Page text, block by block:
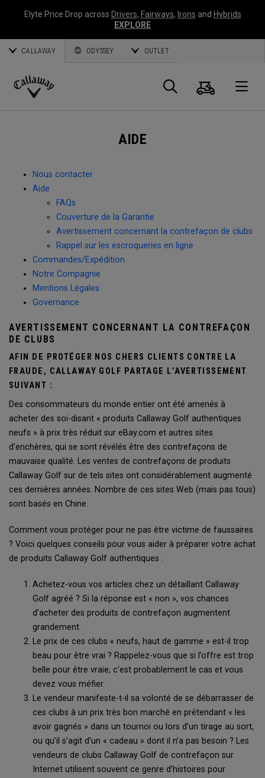
Elyte Price Drop across Drivers, Fairways, Irons and Hybrids
EXPLORE
CALLAWAY ODYSSEY OUTLET
Callaway
Panier
AIDE
Nous contacter
Aide
FAQs
Couverture de la Garantie
Avertissement concernant la contrefaçon de clubs
Rappel sur les escroqueries en ligne
Commandes/Expédition
Notre Compagnie
Mentions Légales
Governance
AVERTISSEMENT CONCERNANT LA CONTREFAÇON
DE CLUBS
AFIN DE PROTÉGER NOS CHERS CLIENTS CONTRE LA
FRAUDE, CALLAWAY GOLF PARTAGE L’AVERTISSEMENT
SUIVANT :
Des consommateurs du monde entier ont été amenés à
acheter des soi-disant « produits Callaway Golf authentiques
neufs » à prix très réduit sur eBay.com et autres sites
d’enchères, qui se sont révélés être des contrefaçons de
mauvaise qualité. Les ventes de contrefaçons de produits
Callaway Golf sur de tels sites ont considérablement augmenté
ces dernières années. Nombre de ces sites Web (mais pas tous)
sont basés en Chine.
Comment vous protéger pour ne pas être victime de faussaires
? Voici quelques conseils pour vous aider à préparer votre achat
de produits Callaway Golf authentiques :
Achetez-vous vos articles chez un détaillant Callaway
Golf agréé ? Si la réponse est « non », vos chances
d’acheter des produits de contrefaçon augmentent
grandement.
Le prix de ces clubs « neufs, haut de gamme » est-il trop
beau pour être vrai ? Rappelez-vous que si l’offre est trop
belle pour être vraie, c’est probablement le cas et vous
devez vous méfier.
Le vendeur manifeste-t-il sa volonté de se débarrasser de
ces clubs à un prix très bon marché en prétendant « les
avoir gagnés » dans un tournoi ou lors d’un tirage au sort,
ou qu’il s’agit d’un « cadeau » dont il n’a pas besoin ? Les
vendeurs de clubs Callaway Golf de contrefaçon sur
Internet utilisent souvent ce genre d’histoires pour